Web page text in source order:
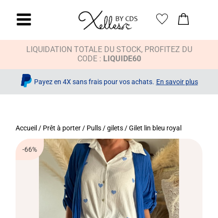
LIQUIDATION TOTALE DU STOCK, PROFITEZ DU
CODE : LIQUIDE60
Payez en 4X sans frais pour vos achats. En savoir plus
Accueil / Prêt à porter / Pulls / gilets / Gilet lin bleu royal
-66%